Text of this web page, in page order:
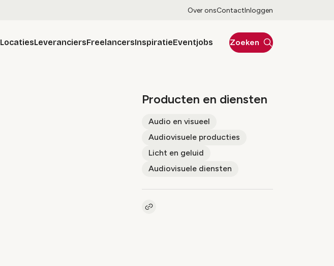
Over onsContactInloggen
LocatiesLeveranciersFreelancersInspiratieEventjobs Zoeken
Producten en diensten
Audio en visueel
Audiovisuele producties
Licht en geluid
Audiovisuele diensten
Kopieer link naar pagina